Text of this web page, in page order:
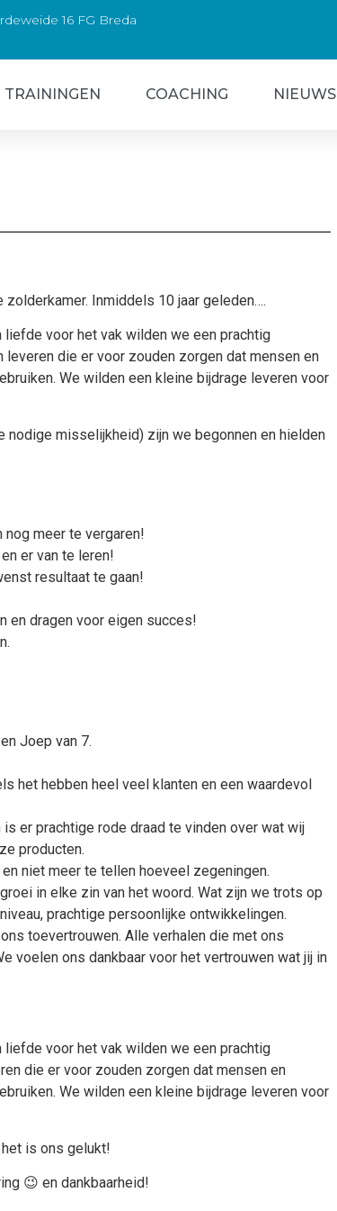
16 FG Breda
TRAININGEN COACHING NIEUWS
Inmiddels 10 jaar geleden….
voor het vak wilden we een prachtig
die er voor zouden zorgen dat mensen en
We wilden een kleine bijdrage leveren voor
misselijkheid) zijn we begonnen en hielden
meer te vergaren!
er van te leren!
resultaat te gaan!
en dragen voor eigen succes!
Joep van 7.
het hebben heel veel klanten en een waardevol
er prachtige rode draad te vinden over wat wij
producten.
niet meer te tellen hoeveel zegeningen.
in elke zin van het woord. Wat zijn we trots op
prachtige persoonlijke ontwikkelingen.
toevertrouwen. Alle verhalen die met ons
voelen ons dankbaar voor het vertrouwen wat jij in
voor het vak wilden we een prachtig
die er voor zouden zorgen dat mensen en
We wilden een kleine bijdrage leveren voor
is ons gelukt!
😉 en dankbaarheid!